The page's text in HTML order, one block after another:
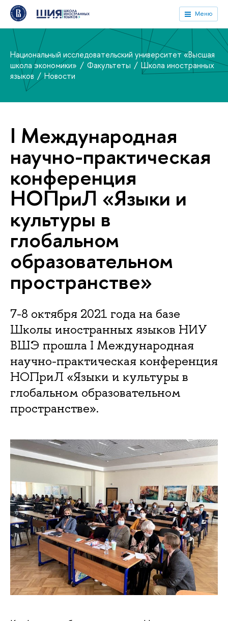
Меню
Национальный исследовательский университет «Высшая
школа экономики»
Факультеты
Школа иностранных
языков
Новости
I Международная
научно-практическая
конференция
НОПриЛ «Языки и
культуры в
глобальном
образовательном
пространстве»
7-8 октября 2021 года на базе
Школы иностранных языков НИУ
ВШЭ прошла I Международная
научно-практическая конференция
НОПриЛ «Языки и культуры в
глобальном образовательном
пространстве».